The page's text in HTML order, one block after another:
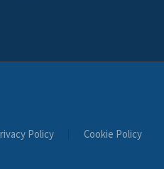
Policy Cookie Policy